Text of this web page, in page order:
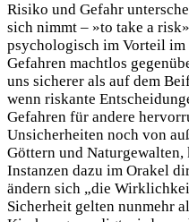
Risiko und Gefahr
sich nimmt – »to take a
psychologisch im Vorteil im
Gefahren machtlos
uns sicherer als auf dem
wenn riskante
Gefahren für andere
Unsicherheiten noch von
Göttern und Naturgewalten,
Instanzen dazu im Orakel
ändern sich „die
Sicherheit gelten nunmehr